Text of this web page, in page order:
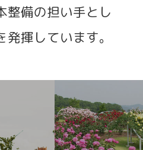
整備の担い手とし
揮しています。